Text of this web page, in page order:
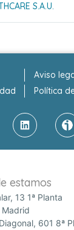
S.A.U.
Aviso
Política
estamos
13 1ª Planta
601 8ª